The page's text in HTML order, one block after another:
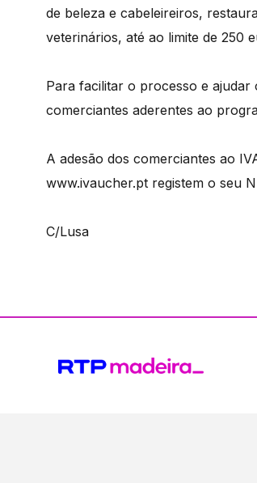
de beleza e cabeleireiros,
veterinários, até ao limite de 250
Para facilitar o processo e
comerciantes aderentes ao
A adesão dos comerciantes ao
www.ivaucher.pt registem o seu
C/Lusa